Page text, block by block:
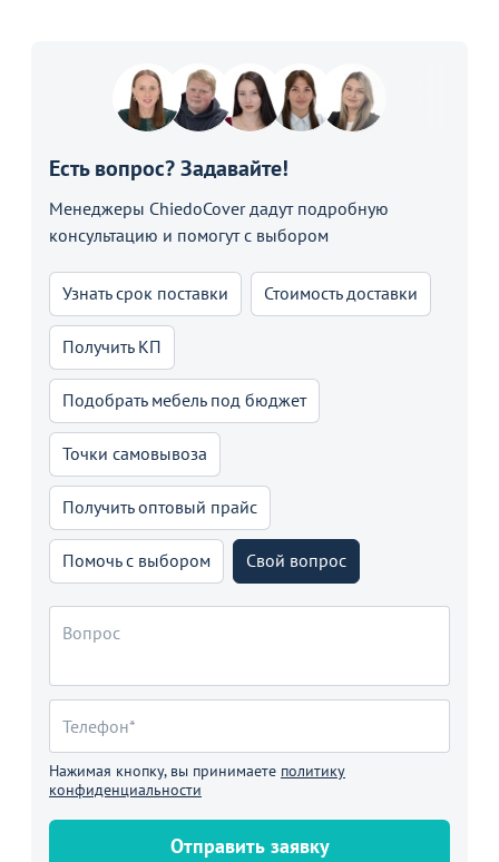
Есть вопрос? Задавайте!
Менеджеры ChiedoCover дадут подробную
консультацию и помогут с выбором
Узнать срок поставки Стоимость доставки
Получить КП
Подобрать мебель под бюджет
Точки самовывоза
Получить оптовый прайс
Помочь с выбором Свой вопрос
Нажимая кнопку, вы принимаете политику
конфиденциальности
Отправить заявку